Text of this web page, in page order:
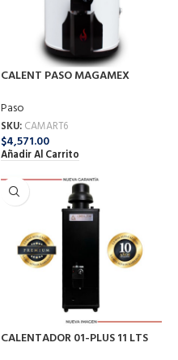
CALENT PASO MAGAMEX
Paso
SKU: CAMART6
$4,571.00
Añadir Al Carrito
CALENTADOR 01-PLUS 11 LTS